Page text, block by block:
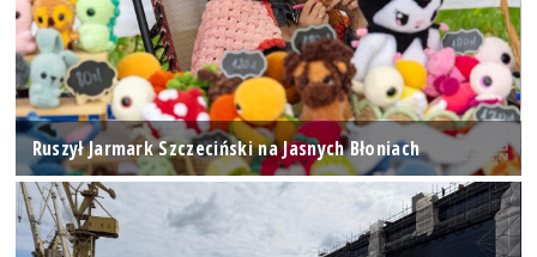
Ruszył Jarmark Szczeciński na Jasnych Błoniach